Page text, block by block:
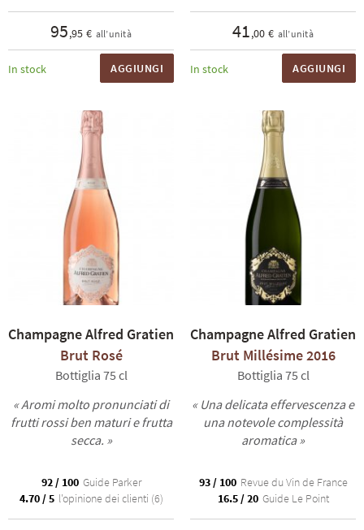
95,95 € all’unità
In stock AGGIUNGI
41,00 € all’unità
In stock AGGIUNGI
Champagne Alfred Gratien
Brut Rosé
Bottiglia 75 cl
« Aromi molto pronunciati di
frutti rossi ben maturi e frutta
secca. »
92 / 100 Guide Parker
4.70 / 5 l'opinione dei clienti (6)
Champagne Alfred Gratien
Brut Millésime 2016
Bottiglia 75 cl
« Una delicata effervescenza e
una notevole complessità
aromatica »
93 / 100 Revue du Vin de France
16.5 / 20 Guide Le Point